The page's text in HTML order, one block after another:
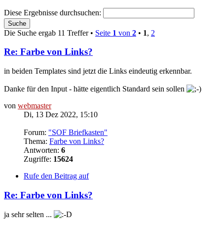
Diese Ergebnisse durchsuchen:
Die Suche ergab 11 Treffer • Seite 1 von 2 • 1, 2
Re: Farbe von Links?
in beiden Templates sind jetzt die Links eindeutig erkennbar.
Danke für den Input - hätte eigentlich Standard sein sollen
von webmaster
Di, 13 Dez 2022, 15:10
Forum: "SOF Briefkasten"
Thema: Farbe von Links?
Antworten: 6
Zugriffe: 15624
Rufe den Beitrag auf
Re: Farbe von Links?
ja sehr selten ...